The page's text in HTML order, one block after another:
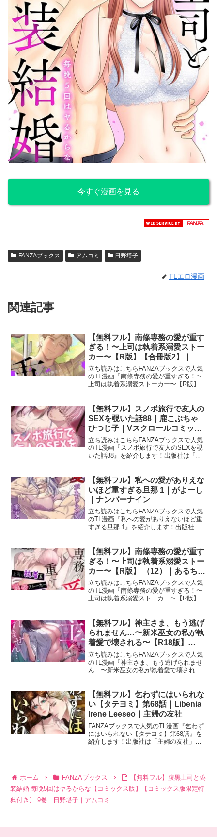
今すぐ漫画を見る
FANZAブックス アムコミ 日野塔子
TLエロ漫画
関連記事
【無料フル】南條専務の愛が重す
ぎる！〜上司は執着系溺愛ストー
カー〜【R版】【合冊版2】｜あ
るちょむ｜大洋図書
立ち読みはこちらFANZAブックスで人気
のTL漫画『南條専務の愛が重すぎる！〜
上司は執着系溺愛ストーカー〜【R版】
ぎる！〜上司は執着系溺愛ストーカー〜
【R版】【合冊版2
【無料フル】スノボ旅行で友人の
SEXを覗いた話88｜鹿こぶちゃ
ひつじ子｜Vスクロールコミック
ス
立ち読みはこちらFANZAブックスで人気
のTL漫画『スノボ旅行で友人のSEXを覗
いた話88』を紹介します！出版社は「V
（正式タイトル）は？スノボ旅行で友人
のSEXを覗
【無料フル】私への愛がありえな
いほど重すぎる旦那 1｜がよーし
｜ナンバーナイン
立ち読みはこちらFANZAブックスで人気
のTL漫画『私への愛がありえないほど重
すぎる旦那 1』を紹介します！出版社は
（正式タイトル）は？私への愛がありえ
ないほど重すぎる
【無料フル】南條専務の愛が重す
ぎる！〜上司は執着系溺愛ストー
カー〜【R版】 （12）｜あるちょ
む｜大洋図書
立ち読みはこちらFANZAブックスで人気
のTL漫画『南條専務の愛が重すぎる！〜
上司は執着系溺愛ストーカー〜【R版】
る！〜上司は執着系溺愛ストーカー〜【R
版】 （12）の
【無料フル】神主さま、もう逃げ
られません…〜新米巫女の私が執
着愛で壊される〜【R18版】
（3）｜梅宮こう｜forcs
立ち読みはこちらFANZAブックスで人気
のTL漫画『神主さま、もう逃げられませ
ん…〜新米巫女の私が執着愛で壊され
げられません…〜新米巫女の私が執着愛
で壊される
【無料フル】乞わずにはいられな
い【タテヨミ】第68話｜Libenia
Irene Leeseo｜主婦の友社
FANZAブックスで人気のTL漫画『乞わず
にはいられない【タテヨミ】第68話』を
紹介します！出版社は「主婦の友社」で
ホーム FANZAブックス
【無料フル】腹黒上司と偽
装結婚 毎晩5回はヤるからな【コミックス版】【コミックス版限定特
典付き】 9巻｜日野塔子｜アムコミ